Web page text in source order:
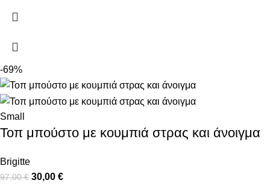
-69%
Small
Τοπ μπούστο με κουμπιά στρας και άνοιγμα
Brigitte
97,00€ 30,00 €